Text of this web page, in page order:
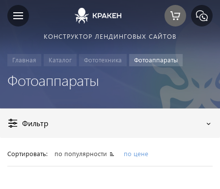
КОНСТРУКТОР ЛЕНДИНГОВЫХ САЙТОВ
Главная Каталог Фототехника Фотоаппараты
Фотоаппараты
Фильтр
Сортировать: по популярности по цене